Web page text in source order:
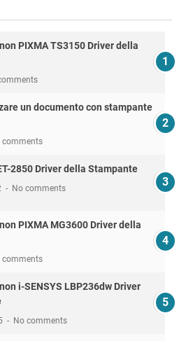
PIXMA TS3150 Driver della
un documento con stampante
comments
2850 Driver della Stampante
No comments
PIXMA MG3600 Driver della
comments
i-SENSYS LBP236dw Driver
No comments